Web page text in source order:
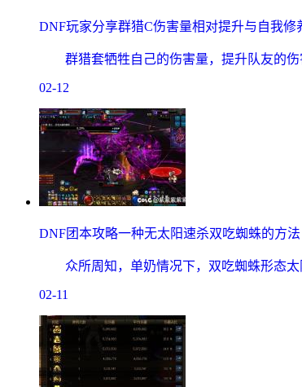
DNF玩家分享群猎C伤害量相对提升与自我修
群猎套牺牲自己的伤害量，提升队友的伤
02-12
DNF团本攻略一种无太阳速杀双吃蜘蛛的方法
众所周知，单奶情况下，双吃蜘蛛形态太
02-11